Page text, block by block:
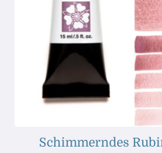
Schimmerndes